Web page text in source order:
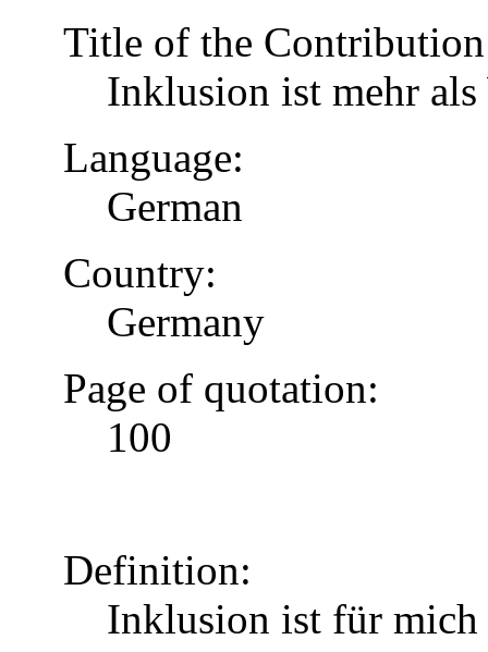
Title of the
Inklusion ist mehr
Language:
German
Country:
Germany
Page of quotation:
100
Definition:
Inklusion ist für mich